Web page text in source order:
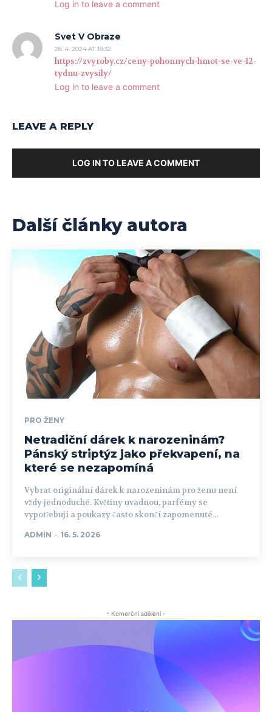
Log in to leave a comment
Svet V Obraze
28. 4. 2024 AT 18:32
https://zvyroby.cz/ceny-pohonnych-hmot-se-ve-12-
tydnu-zvysily/
Log in to leave a comment
LEAVE A REPLY
LOG IN TO LEAVE A COMMENT
Další články autora
PRO ŽENY
Netradiční dárek k narozeninám?
Pánský striptýz jako překvapení, na
které se nezapomíná
Vybrat originální dárek k narozeninám pro ženu není
vždy jednoduché. Květiny uvadnou, parfémy se
vypotřebují a poukazy často skončí zapomenuté...
ADMIN - 16. 5. 2026
- Komerční sdělení -